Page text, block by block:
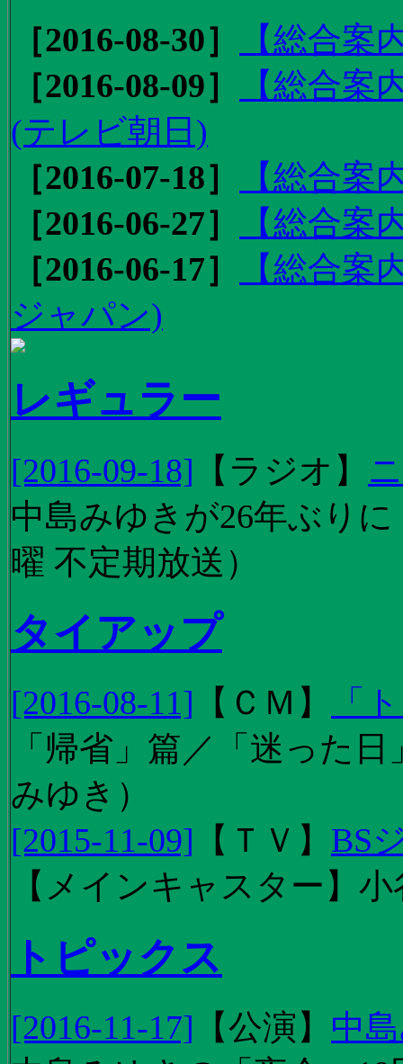
［2016-08-30］
【総合
［2016-08-09］
【総合
(テレビ朝日)
［2016-07-18］
【総合案
［2016-06-27］
【総合案
［2016-06-17］
【総合
ジャパン)
レギュラー
[2016-09-18] 【 ラジオ 】
中島みゆきが26年ぶり
曜 不定期放送）
タイアップ
[2016-08-11] 【 ＣＭ 】
「
「帰省」篇／「迷った
みゆき）
[2015-11-09] 【 ＴＶ 】 BS
【メインキャスター】
トピックス
[2016-11-17] 【公演 】 中